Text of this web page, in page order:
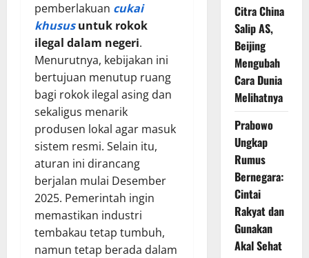
pemberlakuan cukai
khususuntuk rokok
ilegal dalam negeri.
Menurutnya, kebijakan ini
bertujuan menutup ruang
bagi rokok ilegal asing dan
sekaligus menarik
produsen lokal agar masuk
sistem resmi. Selain itu,
aturan ini dirancang
berjalan mulai Desember
2025. Pemerintah ingin
memastikan industri
tembakau tetap tumbuh,
namun tetap berada dalam
Citra China
Salip AS,
Beijing
Mengubah
Cara Dunia
Melihatnya
Prabowo
Ungkap
Rumus
Bernegara:
Cintai
Rakyat dan
Gunakan
Akal Sehat